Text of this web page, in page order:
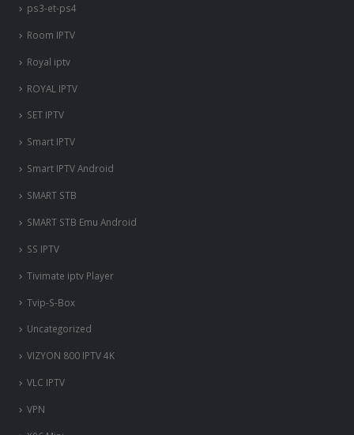
ps3-et-ps4
Room IPTV
Royal iptv
ROYAL IPTV
SET IPTV
Smart IPTV
Smart IPTV Android
SMART STB
SMART STB Emu Android
SS IPTV
Tivimate iptv Player
Tvip-S-Box
Uncategorized
VIZYON 800 IPTV 4K
VLC IPTV
VPN